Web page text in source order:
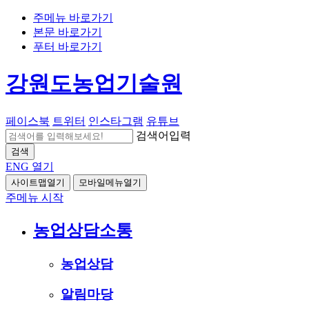
주메뉴 바로가기
본문 바로가기
푸터 바로가기
강원도농업기술원
페이스북 트위터 인스타그램 유튜브
검색어입력
검색
ENG 열기
사이트맵열기 모바일메뉴열기
주메뉴 시작
농업상담소통
농업상담
알림마당